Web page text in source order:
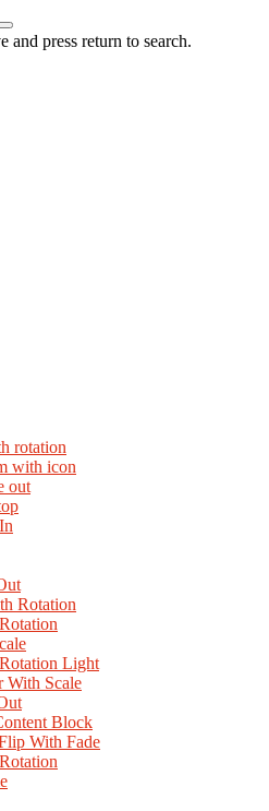
and press return to search.
rotation
with icon
out
Rotation
Light
With Scale
Block
With Fade